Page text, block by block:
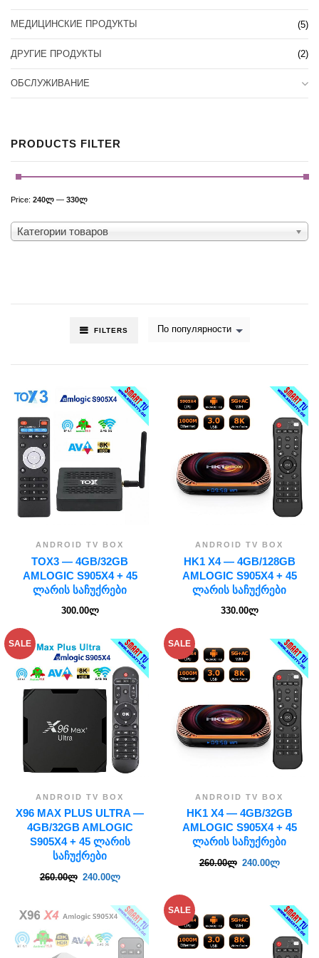
FILTERS По популярности
ANDROID TV BOX
TOX3 — 4GB/32GB
AMLOGIC S905X4 + 45
ᲚᲐᲠᲘᲡ ᲡᲐᲩᲣᲥᲠᲔᲑᲘ
300.00ლ
ANDROID TV BOX
HK1 X4 — 4GB/128GB
AMLOGIC S905X4 + 45
ᲚᲐᲠᲘᲡ ᲡᲐᲩᲣᲥᲠᲔᲑᲘ
330.00ლ
SALE
ANDROID TV BOX
X96 MAX PLUS ULTRA —
4GB/32GB AMLOGIC
S905X4 + 45 ᲚᲐᲠᲘᲡ
ᲡᲐᲩᲣᲥᲠᲔᲑᲘ
260.00ლ 240.00ლ
SALE
ANDROID TV BOX
HK1 X4 — 4GB/32GB
AMLOGIC S905X4 + 45
ᲚᲐᲠᲘᲡ ᲡᲐᲩᲣᲥᲠᲔᲑᲘ
260.00ლ 240.00ლ
SALE
МЕДИЦИНСКИЕ ПРОДУКТЫ (5)
ДРУГИЕ ПРОДУКТЫ (2)
ОБСЛУЖИВАНИЕ
PRODUCTS FILTER
Price: 240ლ — 330ლ
Категории товаров